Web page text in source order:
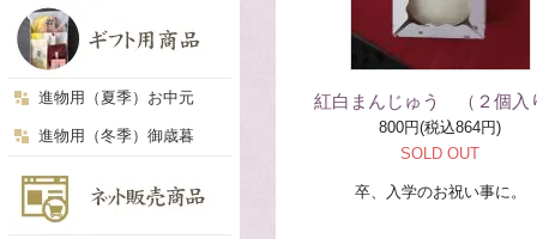
紅白まんじゅう （２個入
800円(税込864円)
SOLD OUT
卒、入学のお祝い事に。
進物用（夏季）お中元
進物用（冬季）御歳暮